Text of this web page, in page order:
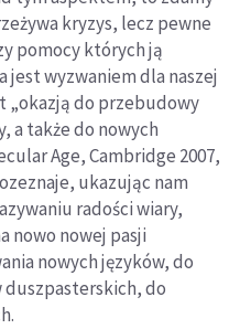
kryzys, lecz pewne
pomocy których ją
jest wyzwaniem dla naszej
„okazją do przebudowy
a także do nowych
Age, Cambridge 2007,
ukazując nam
radości wiary,
nowo nowej pasji
nowych języków, do
do